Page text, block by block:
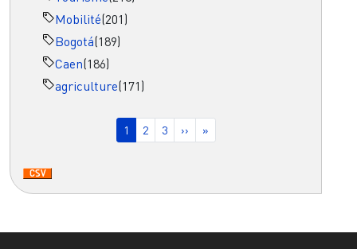
Mobilité(201)
Bogotá(189)
Caen(186)
agriculture(171)
Page courante
1 Page
2 Page
3 Page suivante
›› Dernière page
»